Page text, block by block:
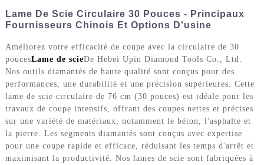
Lame De Scie Circulaire 30 Pouces - Principaux
Fournisseurs Chinois Et Options D'usine
Améliorez votre efficacité de coupe avec la circulaire de 30
poucesLame de scieDe Hebei Upin Diamond Tools Co., Ltd.
Nos outils diamantés de haute qualité sont conçus pour des
performances, une durabilité et une précision supérieures. Cette
lame de scie circulaire de 76 cm (30 pouces) est idéale pour les
travaux de coupe intensifs, offrant des coupes nettes et précises
sur une variété de matériaux, notamment le béton, l'asphalte et
la pierre. Les segments diamantés sont conçus avec expertise
pour une coupe rapide et efficace, réduisant les temps d'arrêt et
maximisant la productivité. Nos lames de scie sont fabriquées à